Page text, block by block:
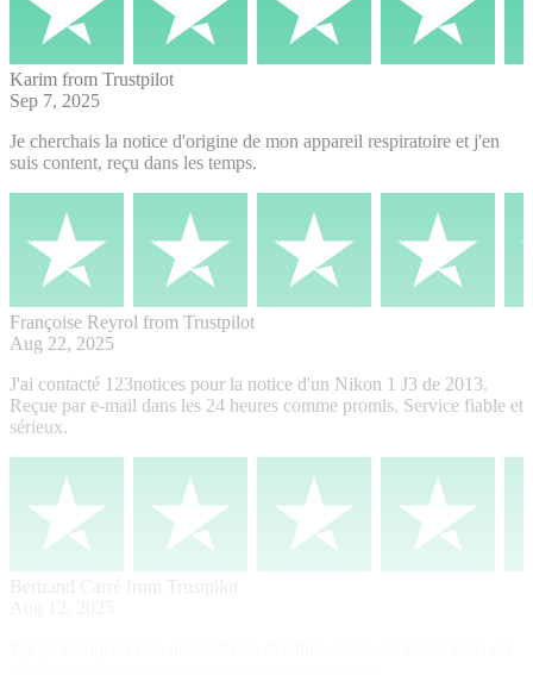
Karim from Trustpilot
Sep 7, 2025
Je cherchais la notice d'origine de mon appareil respiratoire et j'en
suis content, reçu dans les temps.
Françoise Reyrol from Trustpilot
Aug 22, 2025
J'ai contacté 123notices pour la notice d'un Nikon 1 J3 de 2013.
Reçue par e-mail dans les 24 heures comme promis. Service fiable et
sérieux.